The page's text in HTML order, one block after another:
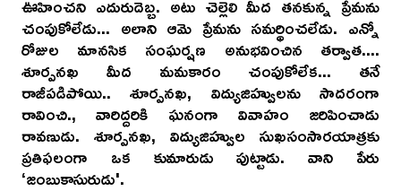
చంపుకోలేడు... అలాని ఆమె ప్రేమను సమర్థించలేడు. ఎన్నో
రోజుల మానసిక సంఘర్షణ అనుభవించిన తర్వాత....
శూర్పనఖ మీద మమకారం చంపుకోలేక... తనే
రాజీపడిపోయి.. శూర్పనఖ, విద్యుజిహ్వులను సాదరంగా
రావించి., వారిద్దరికి ఘనంగా వివాహం జరిపించాడు
రావణుడు. శూర్పనఖ, విద్యుజిహ్వుల సుఖసంసారయాత్రకు
ప్రతిఫలంగా ఒక కుమారుడు పుట్టాడు. వాని పేరు
‘జంబుకాసురుడు'.